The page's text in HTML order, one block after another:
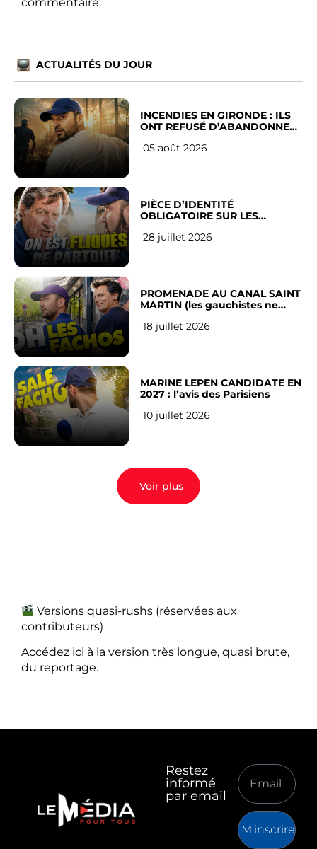
ACTUALITÉS DU JOUR
INCENDIES EN GIRONDE : ILS
ONT REFUSÉ D’ABANDONNER
05 août 2026
PIÈCE D’IDENTITÉ
OBLIGATOIRE SUR LES
Français
28 juillet 2026
PROMENADE AU CANAL SAINT
MARTIN (les gauchistes ne
18 juillet 2026
MARINE LEPEN CANDIDATE EN
2027 : l’avis des Parisiens
10 juillet 2026
Voir plus
Versions quasi-rushs (réservées aux
contributeurs)
Accédez ici à la version très longue, quasi brute,
du reportage.
Restez
informé
par email
M'inscrire